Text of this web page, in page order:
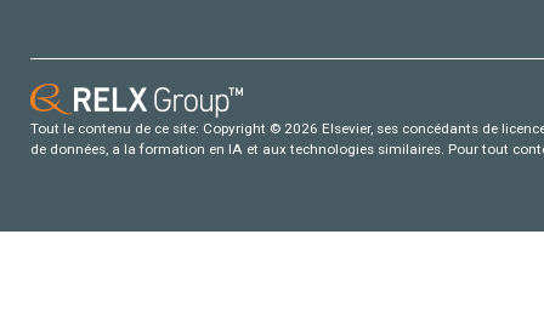
Tout le contenu de ce site: Copyright © 2026 Elsevier, ses concédants de
de données, a la formation en IA et aux technologies similaires. Pour tout